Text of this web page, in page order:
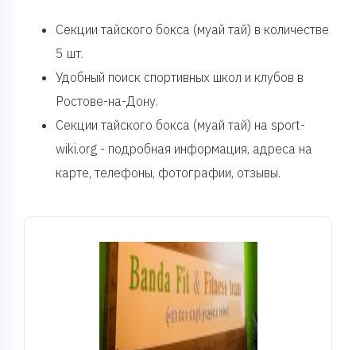
Cекции тайского бокса (муай тай) в количестве
5 шт.
Удобный поиск спортивных школ и клубов в
Ростове-на-Дону.
Секции тайского бокса (муай тай) на sport-
wiki.org - подробная информация, адреса на
карте, телефоны, фотографии, отзывы.